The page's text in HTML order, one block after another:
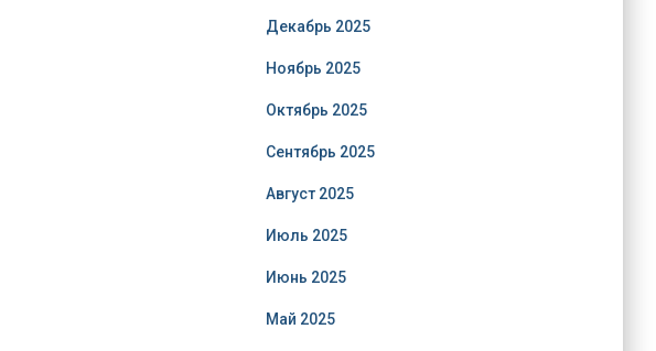
Декабрь 2025
Ноябрь 2025
Октябрь 2025
Сентябрь 2025
Август 2025
Июль 2025
Июнь 2025
Май 2025